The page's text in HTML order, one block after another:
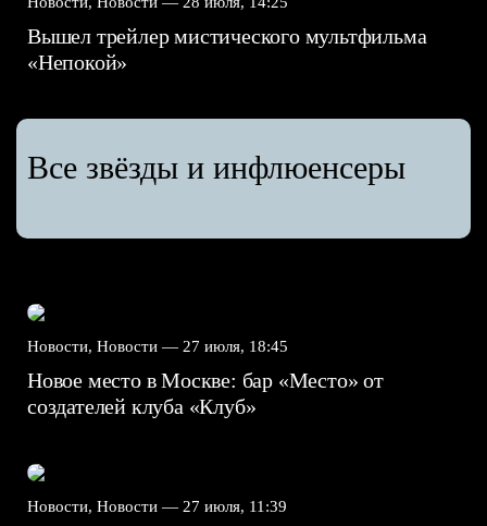
Вышел трейлер мистического мультфильма
«Непокой»
Все звёзды и инфлюенсеры
Новости, Новости — 27 июля, 18:45
Новое место в Москве: бар «Место» от
создателей клуба «Клуб»
Новости, Новости — 27 июля, 11:39